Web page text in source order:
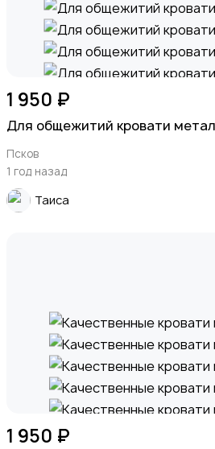
1 950 ₽
Для общежитий кровати
Псков
1 год назад
Таиса
1 950 ₽